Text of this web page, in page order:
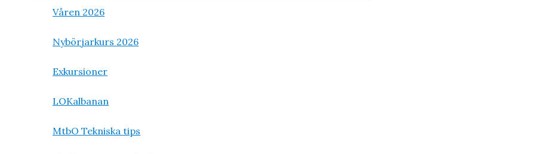
Våren 2026
Nybörjarkurs 2026
Exkursioner
LOKalbanan
MtbO Tekniska tips